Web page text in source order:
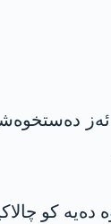
ئەز
دەیە کو